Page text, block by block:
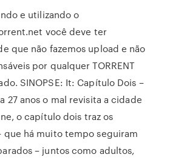
e utilizando o
você deve ter
que não fazemos upload e não
por qualquer TORRENT
SINOPSE: It: Capítulo Dois –
27 anos o mal revisita a cidade
o capítulo dois traz os
que há muito tempo seguiram
– juntos como adultos,